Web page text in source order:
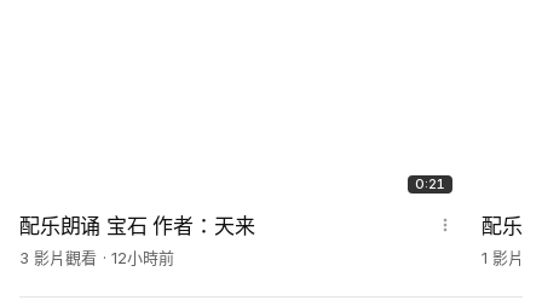
0:21
配乐朗诵 宝石 作者：天来
3 影片觀看 12小時前 1 影片